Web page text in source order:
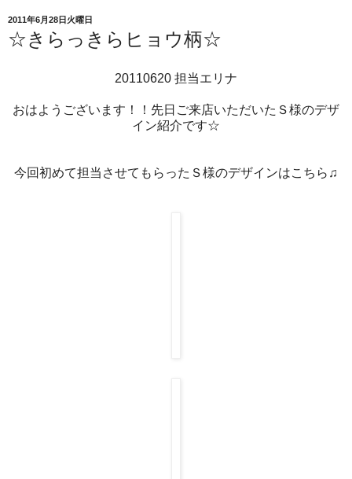
2011年6月28日火曜日
☆きらっきらヒョウ柄☆
20110620 担当エリナ
おはようございます！！先日ご来店いただいたＳ様のデザ
イン紹介です☆
今回初めて担当させてもらったＳ様のデザインはこちら♫